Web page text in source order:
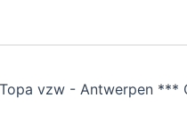
vzw - Antwerpen ***